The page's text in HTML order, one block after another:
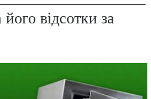
відсотки за